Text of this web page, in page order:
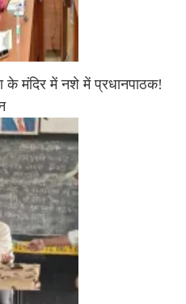
के मंदिर में नशे में प्रधानपाठक!